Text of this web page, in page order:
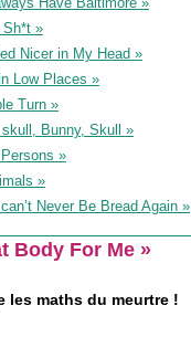
Have Baltimore »
Sh*t »
Nicer in My Head »
Low Places »
Turn »
Bunny, Skull »
»
»
Never Be Bread Again »
Body For Me »
les maths du meurtre !